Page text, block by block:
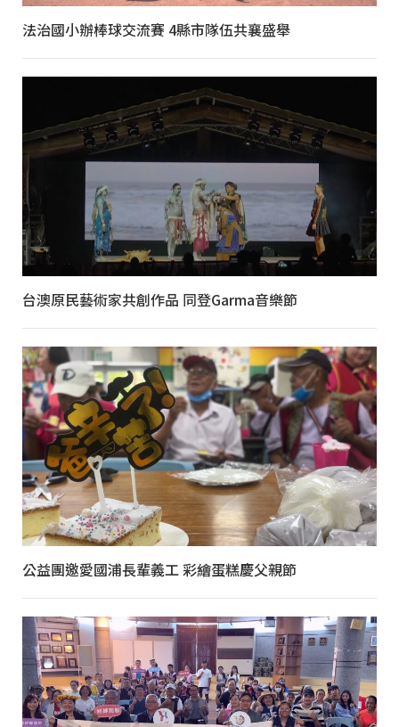
法治國小辦棒球交流賽 4縣市隊伍共襄盛舉
台澳原民藝術家共創作品 同登Garma音樂節
公益團邀愛國浦長輩義工 彩繪蛋糕慶父親節